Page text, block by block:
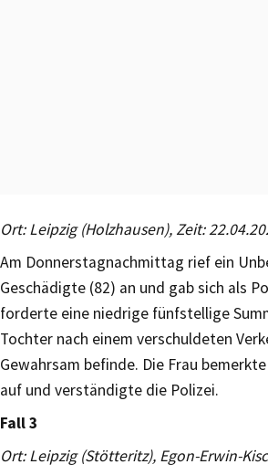
Ort: Leipzig (Holzhausen), Zeit:
Am Donnerstagnachmittag rief ein
Geschädigte (82) an und gab sich als
forderte eine niedrige fünfstellige
Tochter nach einem verschuldeten
Gewahrsam befinde. Die Frau
auf und verständigte die Polizei.
Fall 3
Ort: Leipzig (Stötteritz), Egon-Erwin-